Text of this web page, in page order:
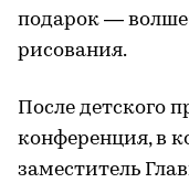
подарок —
рисования.
После детского
конференция, в
заместитель